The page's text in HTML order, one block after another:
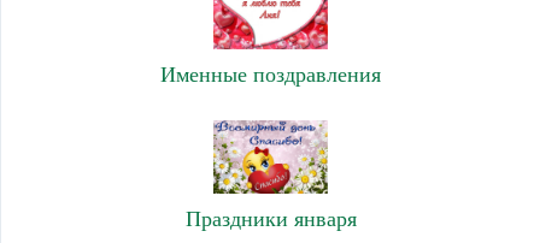
Именные поздравления
Праздники января